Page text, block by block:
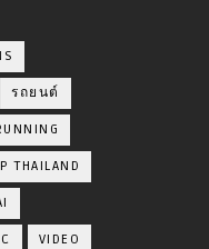
รถยนต์
THAILAND
VIDEO